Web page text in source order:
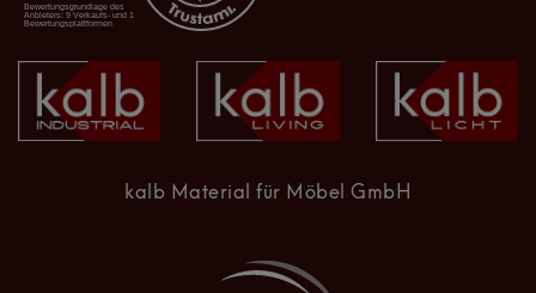
kalb Material für Möbel GmbH